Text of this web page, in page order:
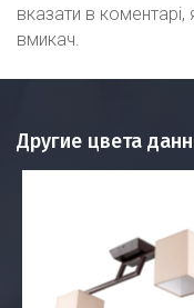
вказати в
вмикач.
Другие цвета